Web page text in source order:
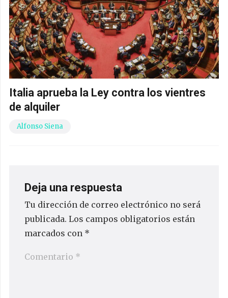
Italia aprueba la Ley contra los vientres
de alquiler
Alfonso Siena
Deja una respuesta
Tu dirección de correo electrónico no será
publicada. Los campos obligatorios están
marcados con *